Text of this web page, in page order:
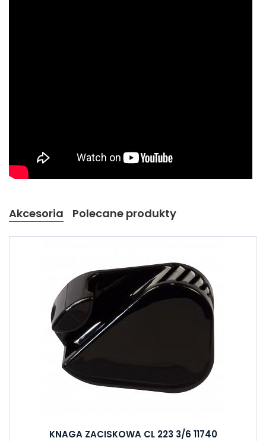
Akcesoria Polecane produkty
KNAGA ZACISKOWA CL 223 3/6 11740